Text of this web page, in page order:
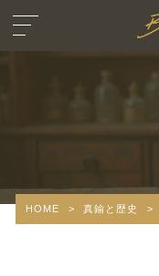
HOME > 真鍮と歴史 >